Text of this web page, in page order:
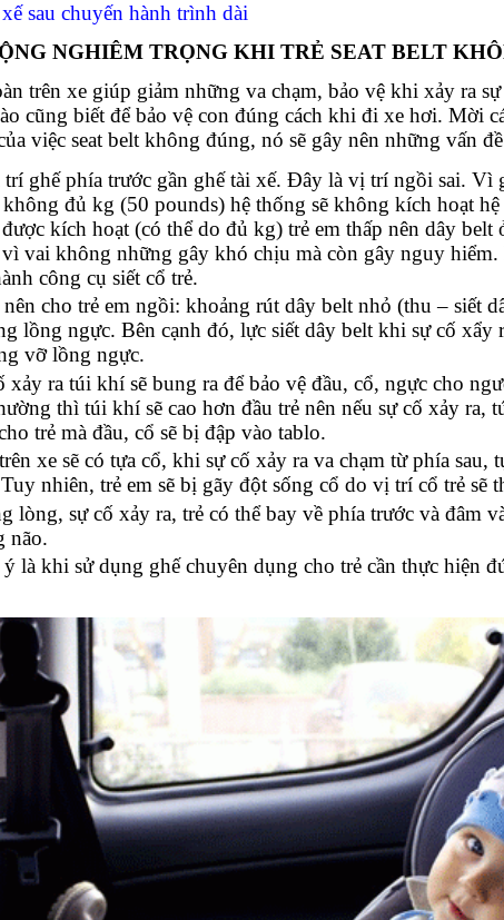
sau chuyến hành trình dài
NGHIÊM TRỌNG KHI TRẺ SEAT BELT
trên xe giúp giảm những va chạm, bảo vệ khi xảy ra
cũng biết để bảo vệ con đúng cách khi đi xe hơi. Mời
việc seat belt không đúng, nó sẽ gây nên những vấn
ghế phía trước gần ghế tài xế. Đây là vị trí ngồi sai. Vì
đủ kg (50 pounds) hệ thống sẽ không kích hoạt
kích hoạt (có thể do đủ kg) trẻ em thấp nên dây
vai không những gây khó chịu mà còn gây nguy hiểm.
công cụ siết cổ trẻ.
cho trẻ em ngồi: khoảng rút dây belt nhỏ (thu – siết
lồng ngực. Bên cạnh đó, lực siết dây belt khi sự cố xẩy
vỡ lồng ngực.
ra túi khí sẽ bung ra để bảo vệ đầu, cổ, ngực cho
thì túi khí sẽ cao hơn đầu trẻ nên nếu sự cố xảy ra,
trẻ mà đầu, cổ sẽ bị đập vào tablo.
xe sẽ có tựa cổ, khi sự cố xảy ra va chạm từ phía
nhiên, trẻ em sẽ bị gãy đột sống cổ do vị trí cổ trẻ sẽ
lòng, sự cố xảy ra, trẻ có thể bay về phía trước và đâm
não.
là khi sử dụng ghế chuyên dụng cho trẻ cần thực hiện